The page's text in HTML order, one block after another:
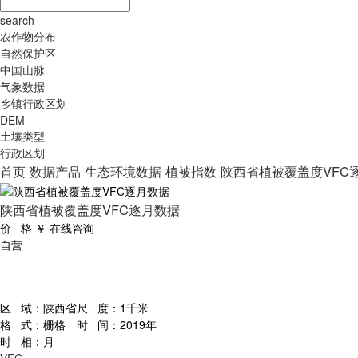
search
农作物分布
自然保护区
中国山脉
气象数据
乡镇行政区划
DEM
土壤类型
行政区划
首页 数据产品 生态环境数据 植被指数 陕西省植被覆盖度VFC
陕西省植被覆盖度VFC逐月数据
价 格 ￥ 在线咨询
自营
区 域： 陕西省尺 度： 1千米
格 式： 栅格 时 间： 2019年
时 相： 月